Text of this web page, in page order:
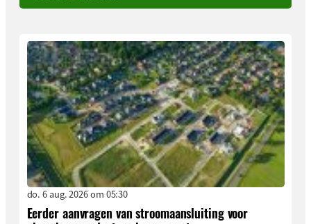
do. 6 aug. 2026 om 05:30
Eerder aanvragen van stroomaansluiting voor